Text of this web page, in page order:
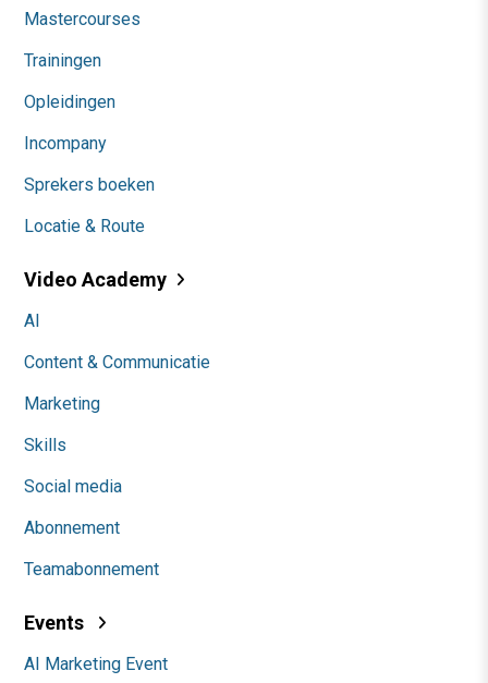
Mastercourses
Trainingen
Opleidingen
Incompany
Sprekers boeken
Locatie & Route
Video Academy
AI
Content & Communicatie
Marketing
Skills
Social media
Abonnement
Teamabonnement
Events
AI Marketing Event